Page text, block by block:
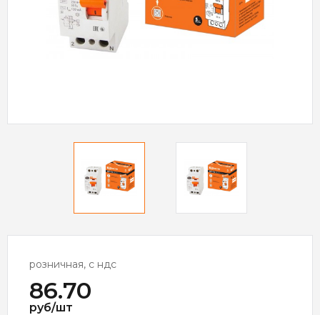
розничная, с ндс
86.70
руб/шт